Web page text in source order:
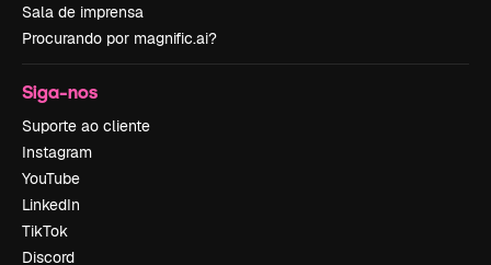
Sala de imprensa
Procurando por magnific.ai?
Siga-nos
Suporte ao cliente
Instagram
YouTube
LinkedIn
TikTok
Discord